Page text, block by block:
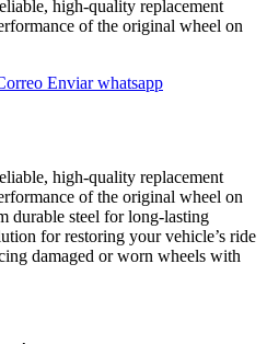
high-quality replacement
of the original wheel on
Enviar whatsapp
high-quality replacement
of the original wheel on
durable steel for long-lasting
for restoring your vehicle’s ride
damaged or worn wheels with